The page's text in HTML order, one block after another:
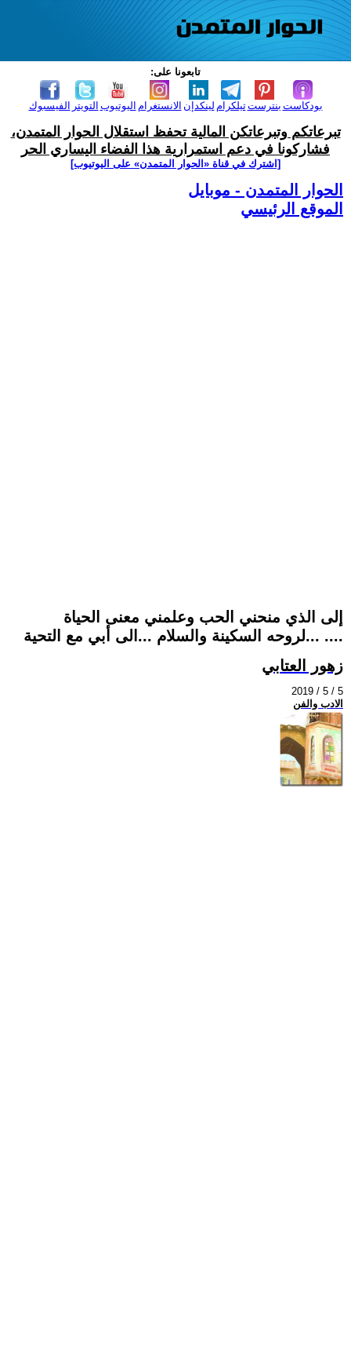
تابعونا على:
الفيسبوك التويتر اليوتيوب الانستغرام لينكدإن تيلكرامبنترست بودكاست
تبرعاتكم وتبرعاتكن المالية تحفظ استقلال الحوار المتمدن،
فشاركونا في دعم استمرارية هذا الفضاء اليساري الحر
[اشترك في قناة ‫«الحوار المتمدن» على اليوتيوب]
الحوار المتمدن - موبايل
الموقع الرئيسي
إلى الذي منحني الحب وعلمني معنى الحياة
...لروحه السكينة والسلام ...الى أبي مع التحية ....
زهور العتابي
2019 / 5 / 5
الادب والفن